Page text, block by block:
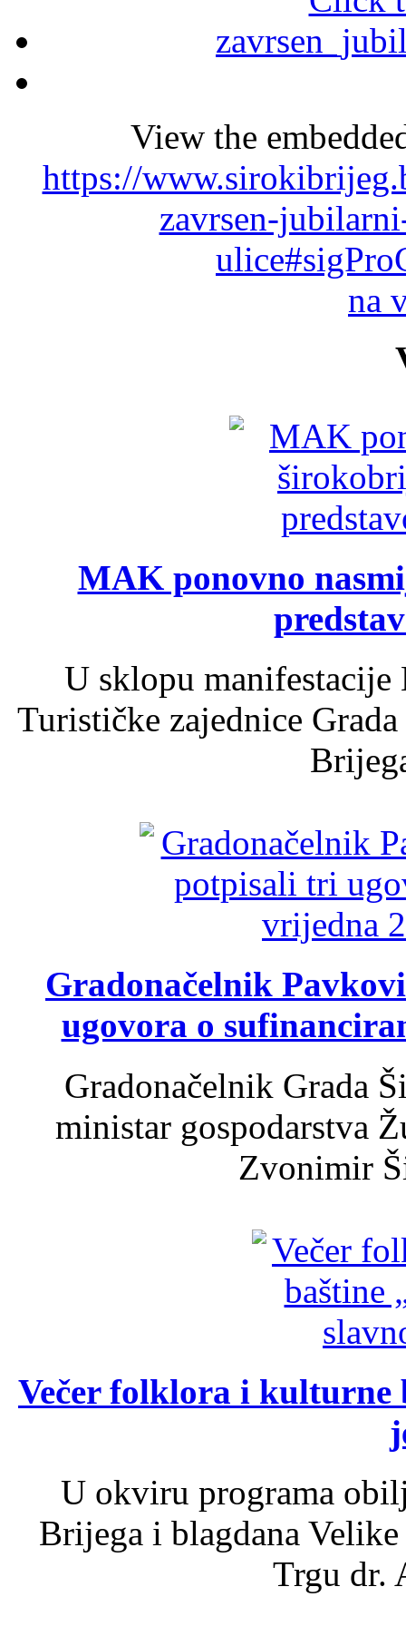
View the
https://
zavrsen-
na
MAK ponovno
U sklopu
Turističke zajednice
Gradonačelnik
ugovora o
Gradonačelnik Grada
ministar gospodarstva
Zvonimir
Večer folklora i kulturne
U okviru programa
Brijega i blagdana
Trgu dr.